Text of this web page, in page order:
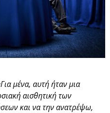
μένα, αυτή ήταν μια
αισθητική των
και να την ανατρέψω,